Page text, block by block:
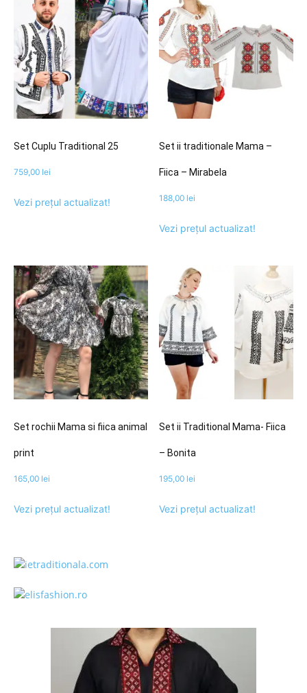
Set Cuplu Traditional 25
759,00 lei
Vezi prețul actualizat!
Set ii traditionale Mama –
Fiica – Mirabela
188,00 lei
Vezi prețul actualizat!
Set rochii Mama si fiica animal
print
165,00 lei
Vezi prețul actualizat!
Set ii Traditional Mama- Fiica
– Bonita
195,00 lei
Vezi prețul actualizat!